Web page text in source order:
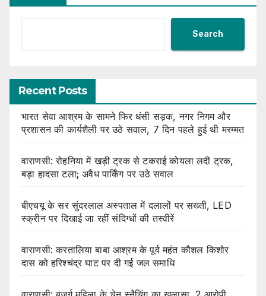
Search
Recent Posts
भारत सेवा आश्रम के सामने फिर धंसी सड़क, नगर निगम और
प्रशासन की कार्यशैली पर उठे सवाल, 7 दिन पहले हुई थी मरम्मत
वाराणसी: रोहनिया में खड़ी ट्रक से टकराई कोयला लदी ट्रक,
बड़ा हादसा टला; अवैध पार्किंग पर उठे सवाल
बीएचयू के सर सुंदरलाल अस्पताल में दलालों पर सख्ती, LED
स्क्रीन पर दिखाई जा रहीं संदिग्धों की तस्वीरें
वाराणसी: करतालिया बाबा आश्रम के पूर्व महंत कौशल किशोर
दास को हरिश्चंद्र घाट पर दी गई जल समाधि